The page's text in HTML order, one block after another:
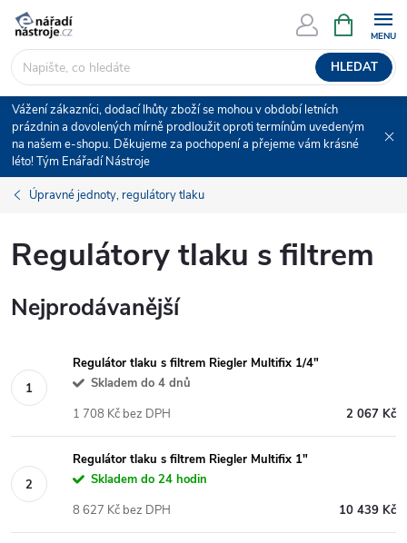
Přejít
obsah
HLEDAT
NÁKUPNÍ
KOŠÍK
Vážení zákazníci, dodací lhůty zboží se mohou v období letních
prázdnin a dovolených mírně prodloužit oproti termínům uvedeným
na našem e-shopu. Děkujeme za pochopení a přejeme vám krásné
léto! Tým Enářadí Nástroje
Úpravné jednoty, regulátory tlaku
Regulátory tlaku s filtrem
Nejprodávanější
Regulátor tlaku s filtrem Riegler Multifix 1/4"
Skladem do 4 dnů
2 067 Kč
1 708 Kč bez DPH
Regulátor tlaku s filtrem Riegler Multifix 1"
Skladem do 24 hodin
10 439 Kč
8 627 Kč bez DPH